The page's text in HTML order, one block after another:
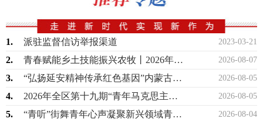
2023-03-21
1. 派驻监督信访举报渠道
2026-08-07
2. 青春赋能乡土技能振兴农牧丨2026年全区高素质青年农牧民暨乡村振兴青年人才技能提…
2026-08-05
3. “弘扬延安精神传承红色基因”内蒙古少先队2026年暑期研学实践活动圆满举办
2026-08-05
4. 2026年全区第十九期“青年马克思主义者培养工程”高校班顺利举办
2026-08-04
5. “青听”街舞青年心声凝聚新兴领域青春力量